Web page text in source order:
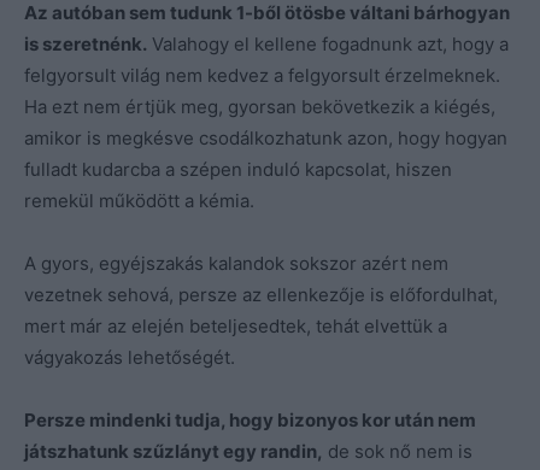
Az autóban sem tudunk 1-ből ötösbe váltani bárhogyan
is szeretnénk. Valahogy el kellene fogadnunk azt, hogy a
felgyorsult világ nem kedvez a felgyorsult érzelmeknek.
Ha ezt nem értjük meg, gyorsan bekövetkezik a kiégés,
amikor is megkésve csodálkozhatunk azon, hogy hogyan
fulladt kudarcba a szépen induló kapcsolat, hiszen
remekül működött a kémia.
A gyors, egyéjszakás kalandok sokszor azért nem
vezetnek sehová, persze az ellenkezője is előfordulhat,
mert már az elején beteljesedtek, tehát elvettük a
vágyakozás lehetőségét.
Persze mindenki tudja, hogy bizonyos kor után nem
játszhatunk szűzlányt egy randin, de sok nő nem is